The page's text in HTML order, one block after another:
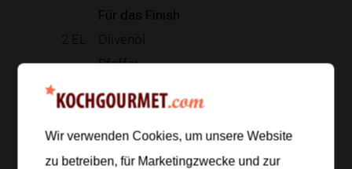
Für das Finish
2 EL
Olivenöl
Pfeffer
Wir verwenden Cookies, um unsere Website
zu betreiben, für Marketingzwecke und zur